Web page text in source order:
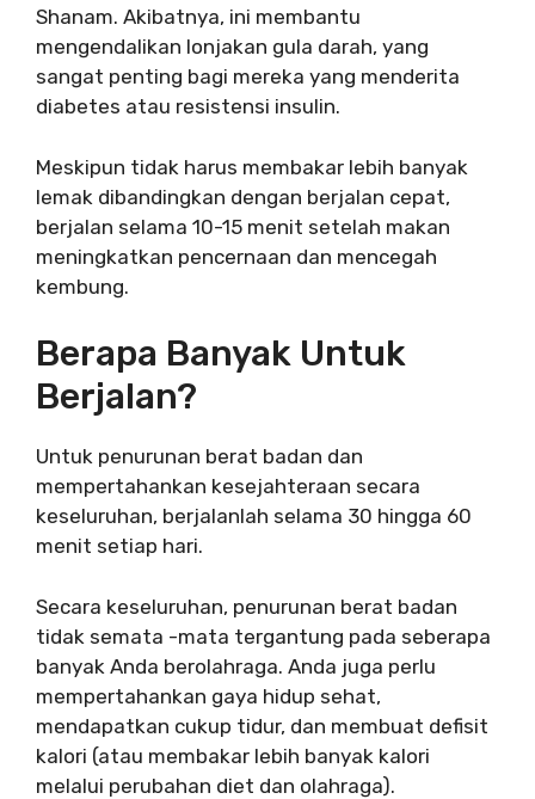
Shanam. Akibatnya, ini membantu
mengendalikan lonjakan gula darah, yang
sangat penting bagi mereka yang menderita
diabetes atau resistensi insulin.
Meskipun tidak harus membakar lebih banyak
lemak dibandingkan dengan berjalan cepat,
berjalan selama 10-15 menit setelah makan
meningkatkan pencernaan dan mencegah
kembung.
Berapa Banyak Untuk
Berjalan?
Untuk penurunan berat badan dan
mempertahankan kesejahteraan secara
keseluruhan, berjalanlah selama 30 hingga 60
menit setiap hari.
Secara keseluruhan, penurunan berat badan
tidak semata -mata tergantung pada seberapa
banyak Anda berolahraga. Anda juga perlu
mempertahankan gaya hidup sehat,
mendapatkan cukup tidur, dan membuat defisit
kalori (atau membakar lebih banyak kalori
melalui perubahan diet dan olahraga).